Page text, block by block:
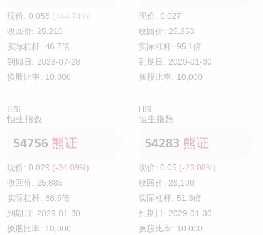
现价: 0.055 (+44.74%)
收回价: 25,210
实际杠杆: 46.7倍
到期日: 2028-07-28
换股比率: 10,000
现价: 0.027
收回价: 25,853
实际杠杆: 95.1倍
到期日: 2029-01-30
换股比率: 10,000
HSI
恒生指数
54756 熊证
现价: 0.029 (-34.09%)
收回价: 25,885
实际杠杆: 88.5倍
到期日: 2029-01-30
换股比率: 10,000
HSI
恒生指数
54283 熊证
现价: 0.05 (-23.08%)
收回价: 26,108
实际杠杆: 51.3倍
到期日: 2029-01-30
换股比率: 10,000